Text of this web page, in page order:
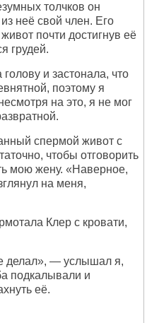
толчков он
неё свой член. Его
почти достигнув её
грудей.
и застонала, что
поэтому я
на это, я не мог
спермой живот с
чтобы отговорить
мою жену. «Наверное,
на меня,
Клер с кровати,
делал», — услышал я,
подкалывали и
её.